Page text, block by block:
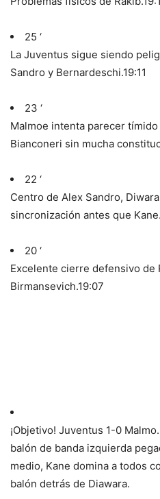
25 ‘
La Juventus sigue siendo
Sandro y Bernardeschi.19:11
23 ‘
Malmoe intenta parecer
Bianconeri sin mucha
22 ‘
Centro de Alex Sandro,
sincronización antes que Kane.
20 ‘
Excelente cierre defensivo de
Birmansevich.19:07
¡Objetivo! Juventus 1-0
balón de banda izquierda
medio, Kane domina a todos
balón detrás de Diawara.